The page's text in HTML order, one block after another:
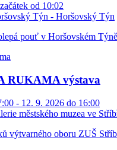
od 10:02
Týn - Horšovský Týn
pouť v Horšovském Týně
RUKAMA výstava
- 12. 9. 2026 do 16:00
městského muzea ve
výtvarného oboru ZUŠ